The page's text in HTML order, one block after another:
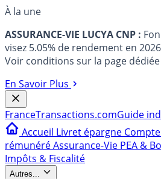
À la une
ASSURANCE-VIE LUCYA CNP :
visez 5.05% de rendement en
Voir conditions sur la page
En Savoir Plus
FranceTransactions.comGuide
Accueil Livret épargne
rémunéréAssurance-Vie PEA &
Impôts & Fiscalité
Autres...